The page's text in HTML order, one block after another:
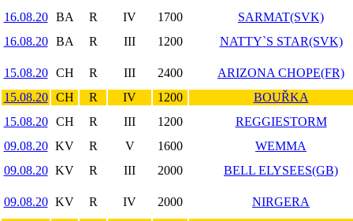
16.08.20
BA R IV 1700
SARMAT(SVK)
16.08.20
BA R III 1200 NATTY`S STAR(SVK)
15.08.20 CH R III 2400
ARIZONA CHOPE(FR)
15.08.20
CH R IV 1200
BOUŘKA
15.08.20
CH R III 1200
REGGIESTORM
09.08.20 KV R V 1600
WEMMA
09.08.20 KV R III 2000 BELL ELYSEES(GB)
09.08.20 KV R IV 2000 NIRGERA